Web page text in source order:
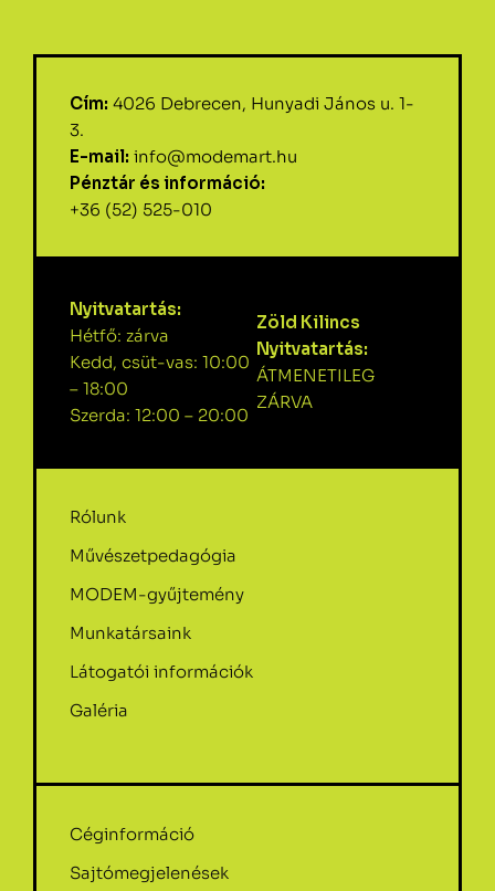
Cím: 4026 Debrecen, Hunyadi János u. 1-
3.
E-mail: info@modemart.hu
Pénztár és információ:
+36 (52) 525-010
Nyitvatartás:
Hétfő: zárva
Kedd, csüt-vas: 10:00
– 18:00
Szerda: 12:00 – 20:00
Zöld Kilincs
Nyitvatartás:
ÁTMENETILEG
ZÁRVA
Rólunk
Művészetpedagógia
MODEM-gyűjtemény
Munkatársaink
Látogatói információk
Galéria
Céginformáció
Sajtómegjelenések